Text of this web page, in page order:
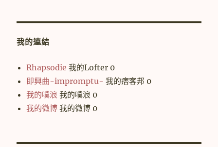
我的連結
Rhapsodie 我的Lofter 0
即興曲-impromptu- 我的痞客邦 0
我的噗浪 我的噗浪 0
我的微博 我的微博 0